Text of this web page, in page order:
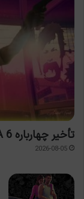
تأخیر چهارباره GTA 6 اجتناب‌ناپذیر است
2026-08-05